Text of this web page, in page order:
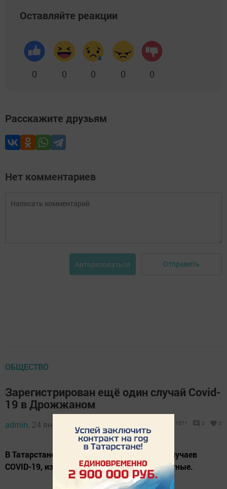
Оставляйте реакции
0 0 0 0 0
Расскажите друзьям
Нет комментариев
Авторизоваться Отправить
ОБЩЕСТВО
Зарегистрирован ещё один случай Covid-
19 в Дрожжаном
admin, 24 января 2021 - 12:45 1571 0 0
В Татарстане зарегистрировано 86 новых случаев
COVID-19, из них 4 – завозные, 82 – контактные.